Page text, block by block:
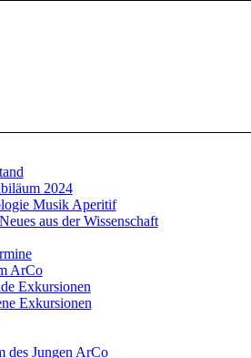
2024
Musik Aperitif
aus der Wissenschaft
ArCo
Exkursionen
Exkursionen
des Jungen ArCo